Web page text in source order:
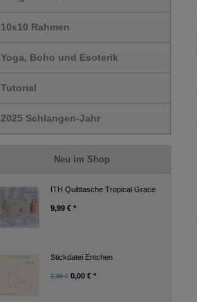
10x10 Rahmen
Yoga, Boho und Esoterik
Tutorial
2025 Schlangen-Jahr
Neu im Shop
ITH Quilttasche Tropical Grace
9,99 € *
Stickdatei Entchen
3,50 € 0,00 € *